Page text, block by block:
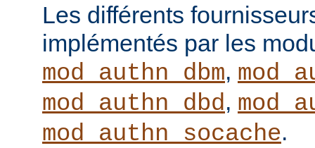
Les différents
implémentés par les
mod_authn_dbm,
mod_authn_dbd,
mod_authn_socache.